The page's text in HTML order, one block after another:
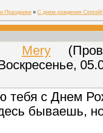
Праздники » С днем рождения Сергей!
Mery
тебя с Днем
бываешь,